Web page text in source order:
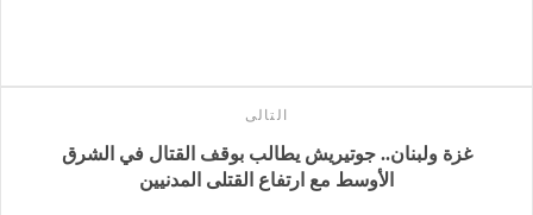
التالى
غزة ولبنان.. جوتيريش يطالب بوقف القتال في الشرق
الأوسط مع ارتفاع القتلى المدنيين